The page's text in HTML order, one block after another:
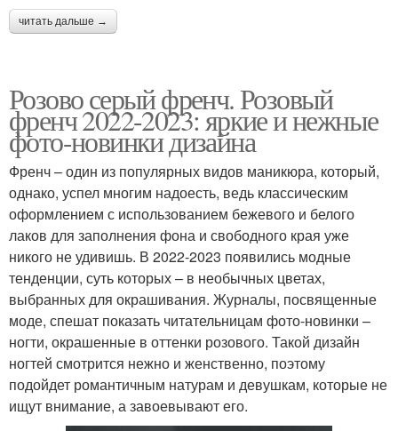
читать дальше →
Розово серый френч. Розовый
френч 2022-2023: яркие и нежные
фото-новинки дизайна
Френч – один из популярных видов маникюра, который,
однако, успел многим надоесть, ведь классическим
оформлением с использованием бежевого и белого
лаков для заполнения фона и свободного края уже
никого не удивишь. В 2022-2023 появились модные
тенденции, суть которых – в необычных цветах,
выбранных для окрашивания. Журналы, посвященные
моде, спешат показать читательницам фото-новинки –
ногти, окрашенные в оттенки розового. Такой дизайн
ногтей смотрится нежно и женственно, поэтому
подойдет романтичным натурам и девушкам, которые не
ищут внимание, а завоевывают его.